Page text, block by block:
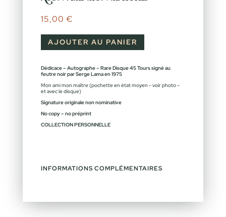
15,00 €
AJOUTER AU PANIER
Dédicace – Autographe – Rare Disque 45 Tours signé au
feutre noir par Serge Lama en 1975
Mon ami mon maître (pochette en état moyen – voir photo –
et avec le disque)
Signature originale non nominative
No copy – no préprint
COLLECTION PERSONNELLE
INFORMATIONS COMPLÉMENTAIRES